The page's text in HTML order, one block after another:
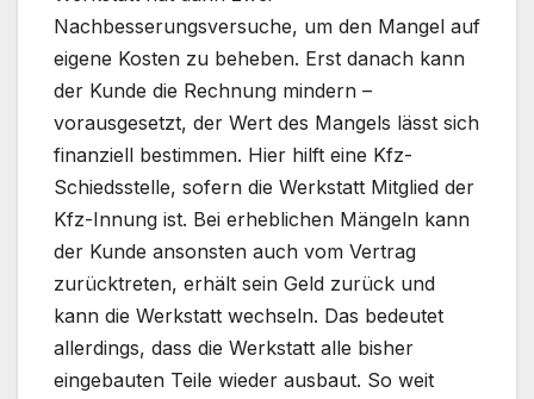
Nachbesserungsversuche, um den Mangel auf
eigene Kosten zu beheben. Erst danach kann
der Kunde die Rechnung mindern –
vorausgesetzt, der Wert des Mangels lässt sich
finanziell bestimmen. Hier hilft eine Kfz-
Schiedsstelle, sofern die Werkstatt Mitglied der
Kfz-Innung ist. Bei erheblichen Mängeln kann
der Kunde ansonsten auch vom Vertrag
zurücktreten, erhält sein Geld zurück und
kann die Werkstatt wechseln. Das bedeutet
allerdings, dass die Werkstatt alle bisher
eingebauten Teile wieder ausbaut. So weit